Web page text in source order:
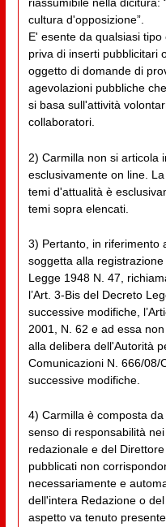
cultura d'opposizione”.
E' esente da qualsiasi
priva di inserti pubblicitari
oggetto di domande di
agevolazioni pubbliche
si basa sull'attività
collaboratori.
2) Carmilla non si articola
esclusivamente on line.
temi d'attualità è
temi sopra elencati.
3) Pertanto, in riferimento
soggetta alla
Legge 1948 N. 47,
l’Art. 3-Bis del Decreto
successive modifiche,
2001, N. 62 e ad essa
alla delibera dell'Autorità
Comunicazioni N. 666/08/
successive modifiche.
4) Carmilla è composta
senso di responsabilità
redazionale e del
pubblicati non
necessariamente e
dell'intera Redazione o
aspetto va tenuto